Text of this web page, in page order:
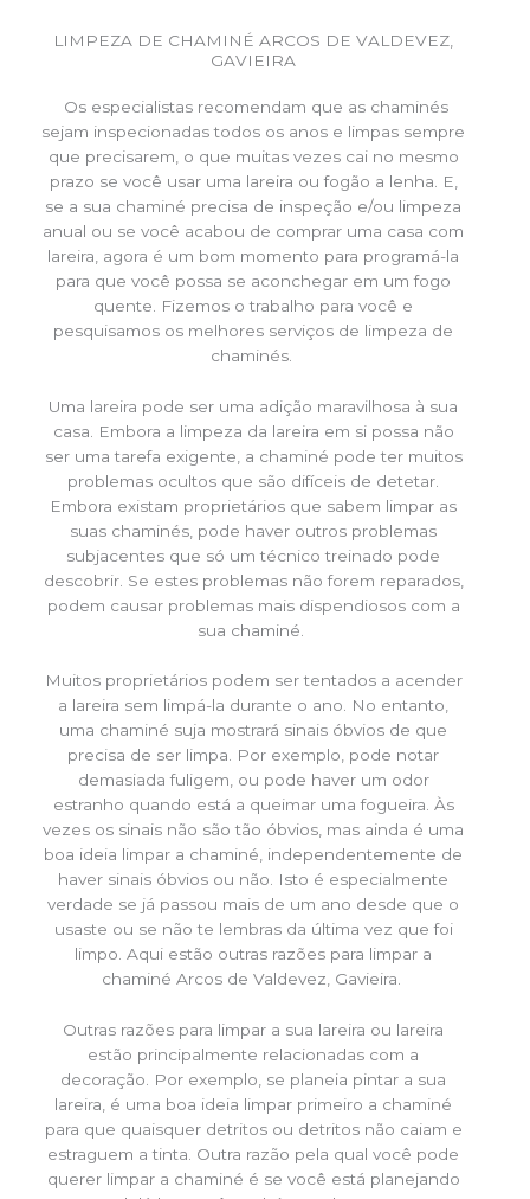
LIMPEZA DE CHAMINÉ ARCOS DE VALDEVEZ,
GAVIEIRA
Os especialistas recomendam que as chaminés
sejam inspecionadas todos os anos e limpas sempre
que precisarem, o que muitas vezes cai no mesmo
prazo se você usar uma lareira ou fogão a lenha. E,
se a sua chaminé precisa de inspeção e/ou limpeza
anual ou se você acabou de comprar uma casa com
lareira, agora é um bom momento para programá-la
para que você possa se aconchegar em um fogo
quente. Fizemos o trabalho para você e
pesquisamos os melhores serviços de limpeza de
chaminés.
Uma lareira pode ser uma adição maravilhosa à sua
casa. Embora a limpeza da lareira em si possa não
ser uma tarefa exigente, a chaminé pode ter muitos
problemas ocultos que são difíceis de detetar.
Embora existam proprietários que sabem limpar as
suas chaminés, pode haver outros problemas
subjacentes que só um técnico treinado pode
descobrir. Se estes problemas não forem reparados,
podem causar problemas mais dispendiosos com a
sua chaminé.
Muitos proprietários podem ser tentados a acender
a lareira sem limpá-la durante o ano. No entanto,
uma chaminé suja mostrará sinais óbvios de que
precisa de ser limpa. Por exemplo, pode notar
demasiada fuligem, ou pode haver um odor
estranho quando está a queimar uma fogueira. Às
vezes os sinais não são tão óbvios, mas ainda é uma
boa ideia limpar a chaminé, independentemente de
haver sinais óbvios ou não. Isto é especialmente
verdade se já passou mais de um ano desde que o
usaste ou se não te lembras da última vez que foi
limpo. Aqui estão outras razões para limpar a
chaminé Arcos de Valdevez, Gavieira.
Outras razões para limpar a sua lareira ou lareira
estão principalmente relacionadas com a
decoração. Por exemplo, se planeia pintar a sua
lareira, é uma boa ideia limpar primeiro a chaminé
para que quaisquer detritos ou detritos não caiam e
estraguem a tinta. Outra razão pela qual você pode
querer limpar a chaminé é se você está planejando